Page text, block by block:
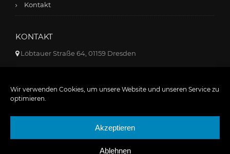
Wir verwenden Cookies, um unsere Website und unseren Service zu
optimieren.
Akzeptieren
Ablehnen
Kontakt
KONTAKT
Löbtauer Straße 64, 01159 Dresden
info@kadur-gruppe.de